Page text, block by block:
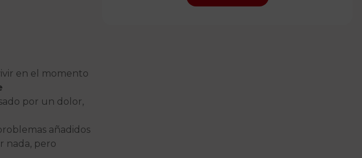
en el momento
por un dolor,
añadidos
nada, pero